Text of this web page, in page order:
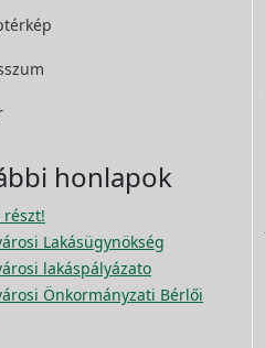
honlapok
részt!
Lakásügynökség
lakáspályázato
Önkormányzati Bérlői